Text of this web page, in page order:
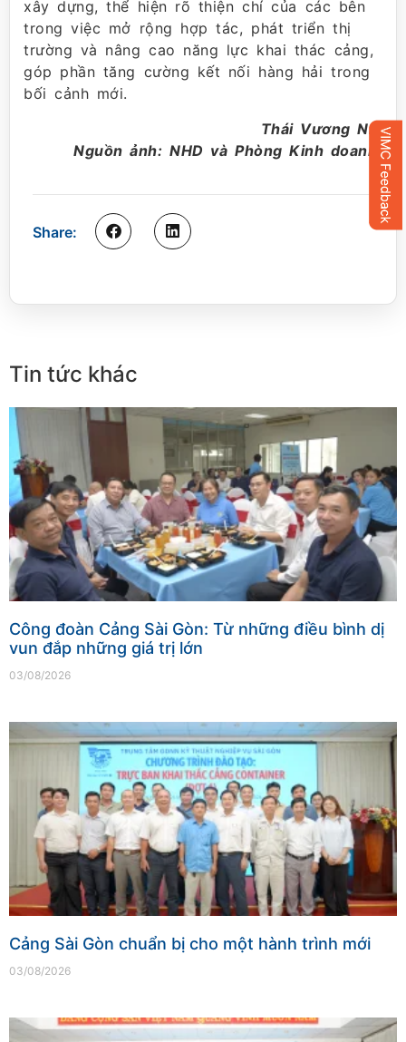
xây dựng, thể hiện rõ thiện chí của các bên
trong việc mở rộng hợp tác, phát triển thị
trường và nâng cao năng lực khai thác cảng,
góp phần tăng cường kết nối hàng hải trong
bối cảnh mới.
Thái Vương Nhi
Nguồn ảnh: NHD và Phòng Kinh doanh.
Share:
Tin tức khác
Công đoàn Cảng Sài Gòn: Từ những điều bình dị
vun đắp những giá trị lớn
03/08/2026
Cảng Sài Gòn chuẩn bị cho một hành trình mới
03/08/2026